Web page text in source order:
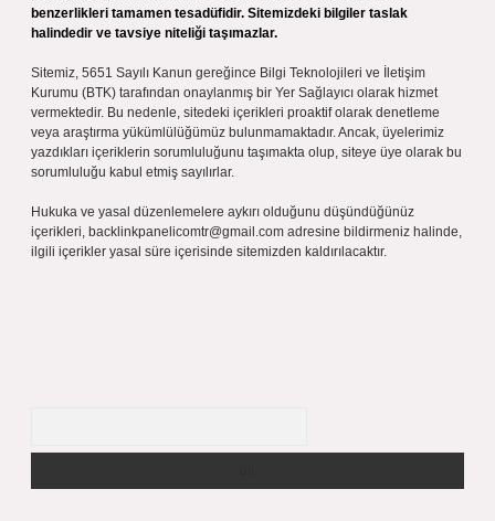
benzerlikleri tamamen tesadüfidir. Sitemizdeki bilgiler taslak
halindedir ve tavsiye niteliği taşımazlar.
Sitemiz, 5651 Sayılı Kanun gereğince Bilgi Teknolojileri ve İletişim
Kurumu (BTK) tarafından onaylanmış bir Yer Sağlayıcı olarak hizmet
vermektedir. Bu nedenle, sitedeki içerikleri proaktif olarak denetleme
veya araştırma yükümlülüğümüz bulunmamaktadır. Ancak, üyelerimiz
yazdıkları içeriklerin sorumluluğunu taşımakta olup, siteye üye olarak bu
sorumluluğu kabul etmiş sayılırlar.
Hukuka ve yasal düzenlemelere aykırı olduğunu düşündüğünüz
içerikleri, backlinkpanelicomtr@gmail.com adresine bildirmeniz halinde,
ilgili içerikler yasal süre içerisinde sitemizden kaldırılacaktır.